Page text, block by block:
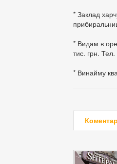
* Заклад
* Видам в
тис. грн.
* Винайму